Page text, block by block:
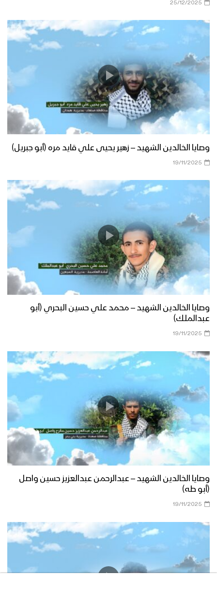
25/12/2025
وصايا الخالدين الشهيد – زهير يحيى علي قايد مره (أبو جبريل)
19/11/2025
وصايا الخالدين الشهيد – محمد علي حسين البحري (أبو
عبدالملك)
19/11/2025
وصايا الخالدين الشهيد – عبدالرحمن عبدالعزيز حسين واصل
(أبو طه)
19/11/2025